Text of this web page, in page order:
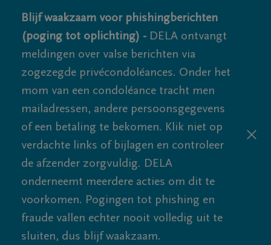
Blijf waakzaam voor phishingberichten
(poging tot oplichting) - DELA ontvangt
meldingen over valse berichten via
zogezegde privécondoléances. Onder het
mom van een condoléance tracht men
mailadressen, andere persoonsgegevens
of een betaling te bekomen. Klik niet op
verdachte links of bijlagen en controleer
de afzender zorgvuldig. DELA
onderneemt meerdere acties om dit te
voorkomen. Pogingen tot phishing en
fraude vallen echter nooit volledig uit te
sluiten, dus blijf waakzaam.